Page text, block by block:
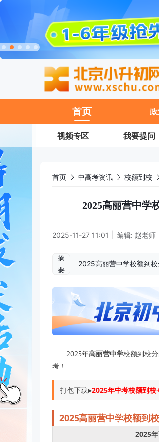
首页
视频专区 我要提问
首页 中高考资讯 校额到校
2025高丽营中学
2025-11-27 11:01 编辑: 赵老师
摘
要
2025高丽营中学校额到
2025年高丽营中学校额到校
考！
打包下载▶️2025年中考校额到校
2025高丽营中学校额到
2025